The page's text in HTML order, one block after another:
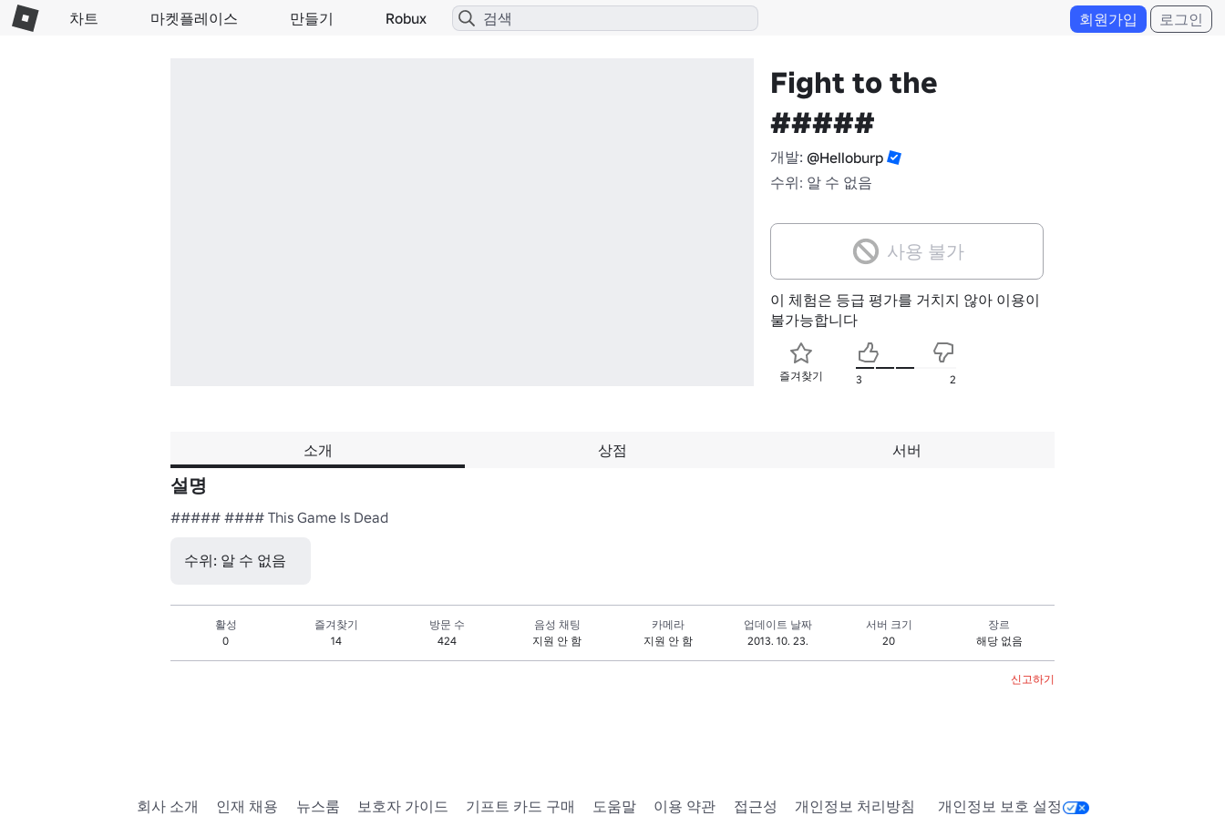
차트 마켓플레이스 만들기 Robux 회원가입 로그인
Fight to the
#####
개발: @Helloburp
수위: 알 수 없음
사용 불가
이 체험은 등급 평가를 거치지 않아 이용이
불가능합니다
즐겨찾기 3 2
소개 상점 서버
설명
##### #### This Game Is Dead
수위: 알 수 없음
활성
0
즐겨찾기
14
방문 수
424
음성 채팅
지원 안 함
카메라
지원 안 함
업데이트 날짜
2013. 10. 23.
서버 크기
20
장르
해당 없음
신고하기
회사 소개 인재 채용 뉴스룸 보호자 가이드 기프트 카드 구매 도움말 이용 약관 접근성 개인정보 처리방침 개인정보 보호 설정